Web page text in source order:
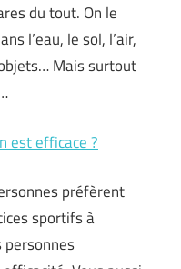
du tout. On le
l’eau, le sol, l’air,
Mais surtout
est efficace ?
préfèrent
sportifs à
personnes